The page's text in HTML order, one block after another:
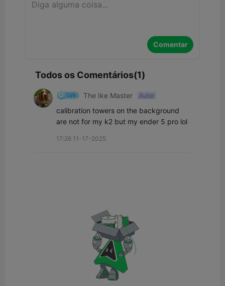
Comentar
Todos os Comentários(1)
The Ike Master Autor
calibration towers on the background
are not for my k2 but my ender 5 pro lol
17:26 11-17-2025